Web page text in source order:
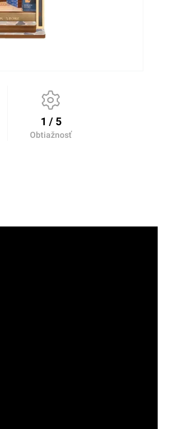
1 / 5
Obtiažnosť